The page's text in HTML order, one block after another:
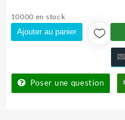
10000 en stock
Ajouter au panier
Poser une question